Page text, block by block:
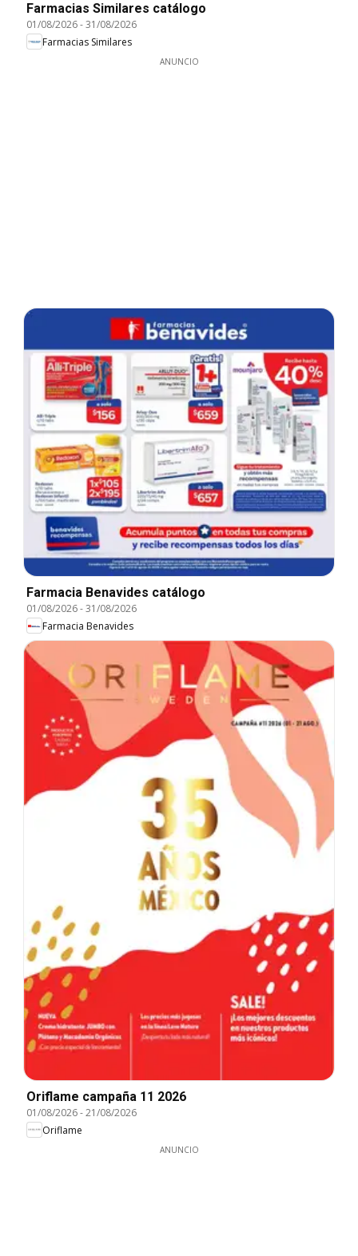
Farmacias Similares catálogo
01/08/2026-31/08/2026
Farmacias Similares
ANUNCIO
Farmacia Benavides catálogo
01/08/2026-31/08/2026
Farmacia Benavides
Oriflame campaña 11 2026
01/08/2026-21/08/2026
Oriflame
ANUNCIO